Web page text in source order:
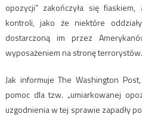
opozycji” zakończyła się
kontroli, jako że niektóre
dostarczoną im przez
wyposażeniem na stronę terrorystów.
Jak informuje The Washington
pomoc dla tzw. „umiarkowanej
uzgodnienia w tej sprawie zapadły